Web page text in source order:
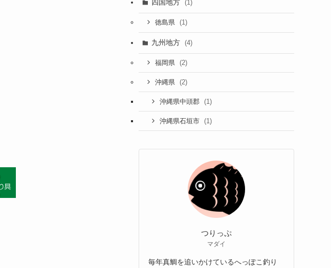
四国地方 (1)
徳島県 (1)
九州地方 (4)
福岡県 (2)
沖縄県 (2)
沖縄県中頭郡 (1)
沖縄県石垣市 (1)
つりっぷ
マダイ
毎年真鯛を追いかけているへっぽこ釣り